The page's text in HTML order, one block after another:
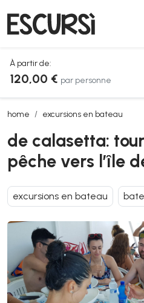
À partir de:
120,00 € par personne
home excursions en bateau
de calasetta: tour en bateau de
de calasetta:
pêche vers l’île
excursions en bateau